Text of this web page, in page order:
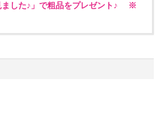
ました♪」で粗品をプレゼント♪ ※